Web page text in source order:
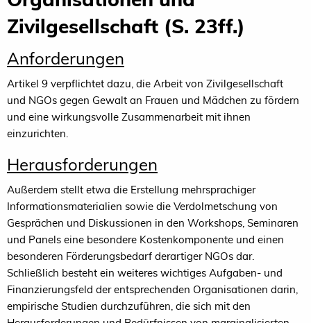
Zivilgesellschaft (S. 23ff.)
Anforderungen
Artikel 9 verpflichtet dazu, die Arbeit von Zivilgesellschaft
und NGOs gegen Gewalt an Frauen und Mädchen zu fördern
und eine wirkungsvolle Zusammenarbeit mit ihnen
einzurichten.
Herausforderungen
Außerdem stellt etwa die Erstellung mehrsprachiger
Informationsmaterialien sowie die Verdolmetschung von
Gesprächen und Diskussionen in den Workshops, Seminaren
und Panels eine besondere Kostenkomponente und einen
besonderen Förderungsbedarf derartiger NGOs dar.
Schließlich besteht ein weiteres wichtiges Aufgaben- und
Finanzierungsfeld der entsprechenden Organisationen darin,
empirische Studien durchzuführen, die sich mit den